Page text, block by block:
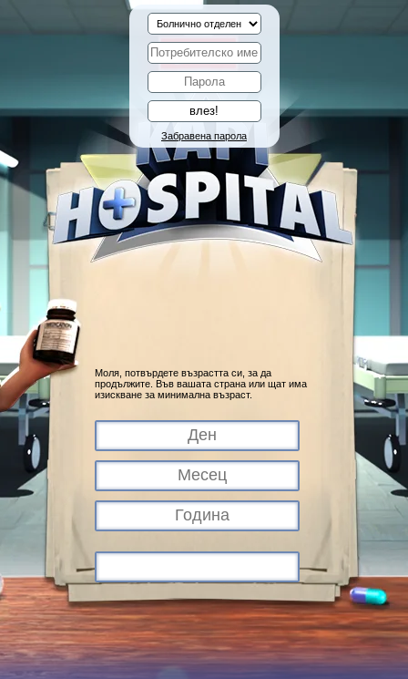
Забравена парола
Моля, потвърдете възрастта си, за да
продължите. Във вашата страна или щат има
изискване за минимална възраст.